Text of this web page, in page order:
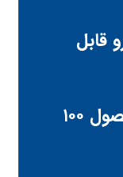
قابل
هر فرم چاپ از این محصول ۱۰۰